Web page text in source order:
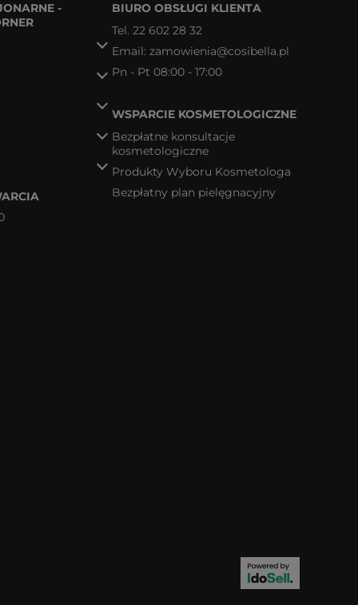
-
BIURO OBSŁUGI KLIENTA
Tel. 22 602 28 32
Email: zamowienia@cosibella.pl
Pn - Pt 08:00 - 17:00
WSPARCIE KOSMETOLOGICZNE
Bezpłatne konsultacje
kosmetologiczne
Produkty Wyboru Kosmetologa
Bezpłatny plan pielęgnacyjny